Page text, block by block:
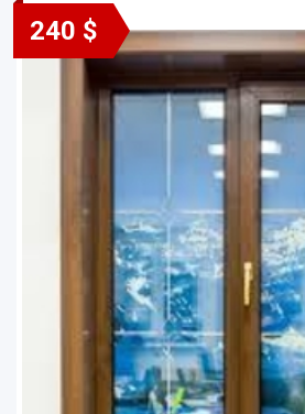
240 $